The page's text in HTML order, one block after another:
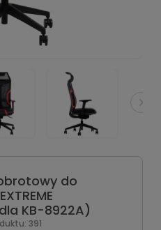
do
KB-8922A)
391